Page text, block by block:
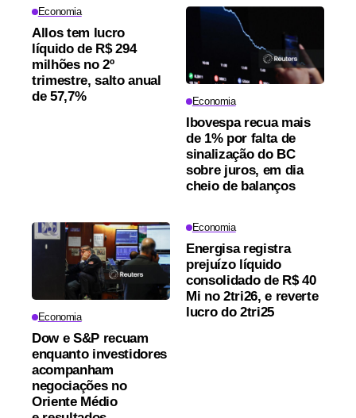
Economia
Allos tem lucro
líquido de R$ 294
milhões no 2º
trimestre, salto anual
de 57,7%
Economia
Ibovespa recua mais
de 1% por falta de
sinalização do BC
sobre juros, em dia
cheio de balanços
Economia
Dow e S&P recuam
enquanto investidores
acompanham
negociações no
Oriente Médio
Economia
Energisa registra
prejuízo líquido
consolidado de R$ 40
Mi no 2tri26, e reverte
lucro do 2tri25